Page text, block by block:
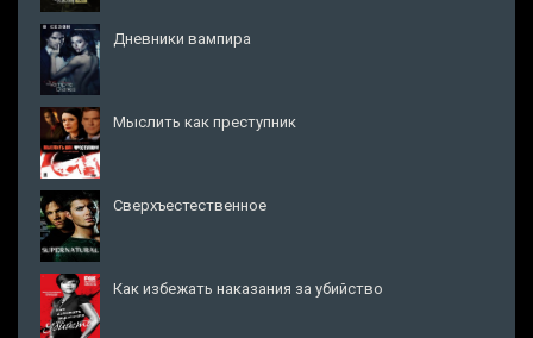
Дневники вампира
Мыслить как преступник
Сверхъестественное
Как избежать наказания за убийство